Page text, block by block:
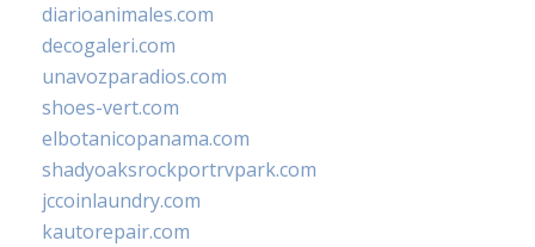
diarioanimales.com
decogaleri.com
unavozparadios.com
shoes-vert.com
elbotanicopanama.com
shadyoaksrockportrvpark.com
jccoinlaundry.com
kautorepair.com